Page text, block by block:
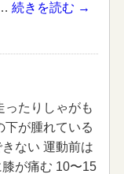
続きを読む →
ったりしゃがも
下が腫れている
ない 運動前は
が痛む 10〜15